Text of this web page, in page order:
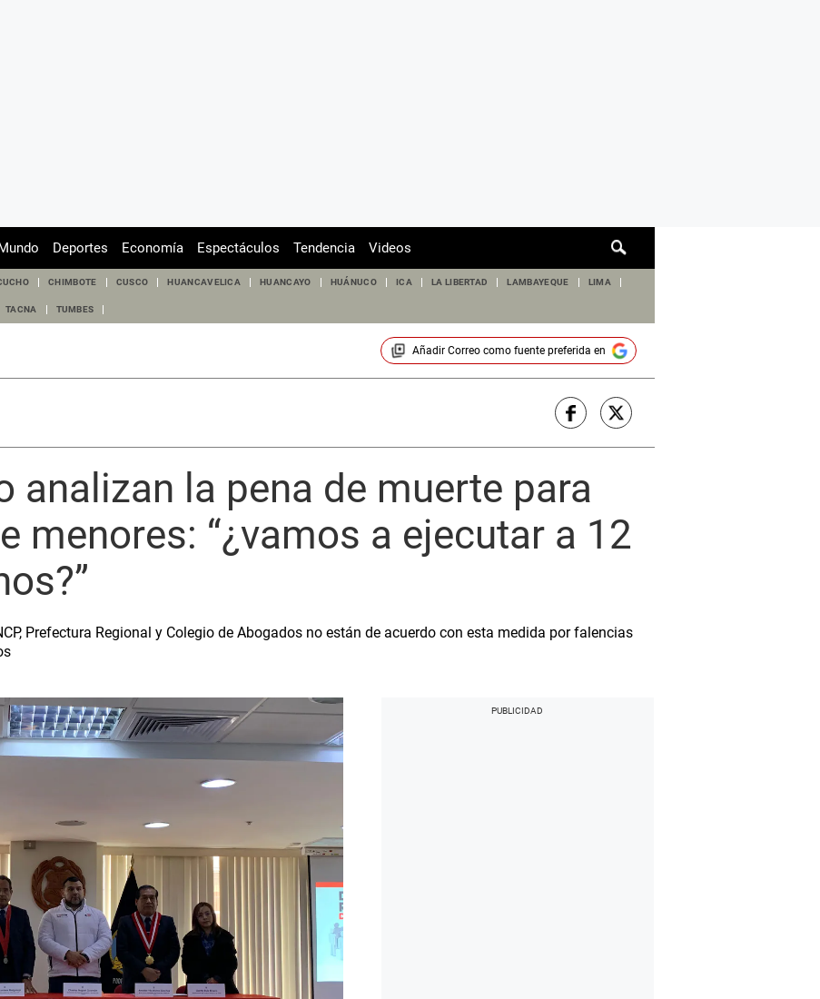
de
Deportes Economía Espectáculos Tendencia Videos
CHIMBOTE CUSCO HUANCAVELICA HUANCAYO HUÁNUCO ICA LA LIBERTAD LAMBAYEQUE LIMA
TACNA TUMBES
Añadir Correocomo fuente preferida en
analizan la pena de muerte para
menores: “¿vamos a ejecutar a 12
Prefectura Regional y Colegio de Abogados no están de acuerdo con esta medida por falencias